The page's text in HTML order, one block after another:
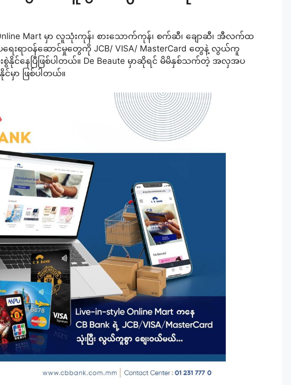
Online Mart မှာ လူသုံးကုန်၊ စားသောက်ကုန်၊ စက်ဆီ၊ ချောဆီ၊ အီလက်ထ
ေးရာဝန်ဆောင်မှုတွေကို JCB/ VISA/ MasterCard တွေနဲ့ လွယ်ကူ
းစွဲနိုင်နေပြီဖြစ်ပါတယ်။ De Beaute မှာဆိုရင် မိမိနှစ်သက်တဲ့ အလှအပ
မှာ ဖြစ်ပါတယ်။